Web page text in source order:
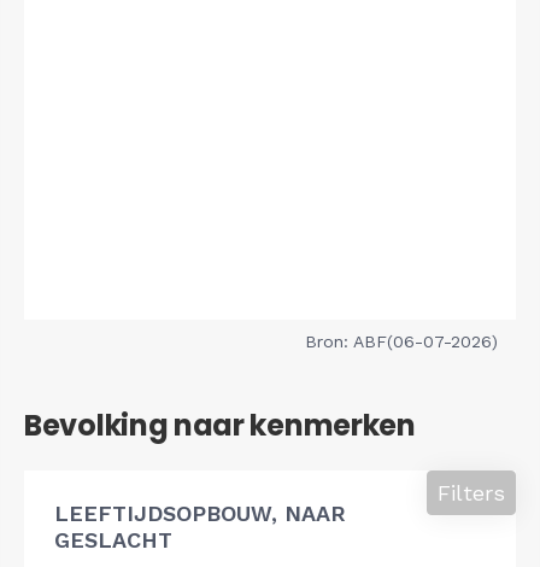
Bron: ABF(06-07-2026)
Bevolking naar kenmerken
LEEFTIJDSOPBOUW, NAAR
GESLACHT
Filters